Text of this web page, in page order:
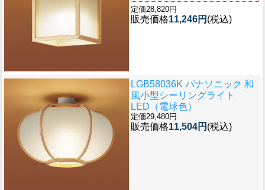
定価28,820円
販売価格11,246円 (税込)
LGB58036K パナソニック 和
風小型シーリングライト
LED（電球色）
定価29,480円
販売価格11,504円 (税込)